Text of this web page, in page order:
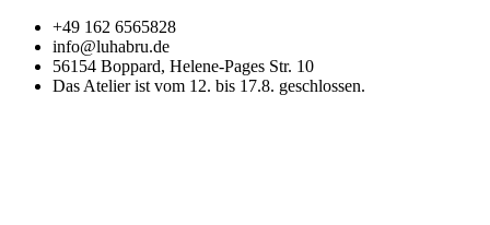
Zum
Inhalt
wechseln
+49 162 6565828
info@luhabru.de
56154 Boppard, Helene-Pages Str. 10
Das Atelier ist vom 12. bis 17.8. geschlossen.